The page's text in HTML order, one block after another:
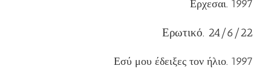
Ερχεσαι. 1997
Ερωτικό. 24/6/22
Εσύ μου έδειξες τον ήλιο. 1997